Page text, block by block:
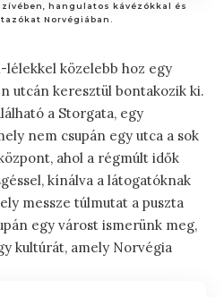
hangulatos kávézókkal és
Norvégiában.
lélekkel közelebb hoz egy
utcán keresztül bontakozik ki.
a Storgata, egy
nem csupán egy utca a sok
ahol a régmúlt idők
kínálva a látogatóknak
messze túlmutat a puszta
egy várost ismerünk meg,
kultúrát, amely Norvégia